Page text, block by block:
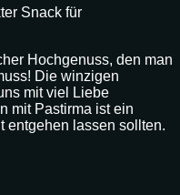
Snack für
Hochgenuss, den man
Die winzigen
mit viel Liebe
mit Pastirma ist ein
entgehen lassen sollten.